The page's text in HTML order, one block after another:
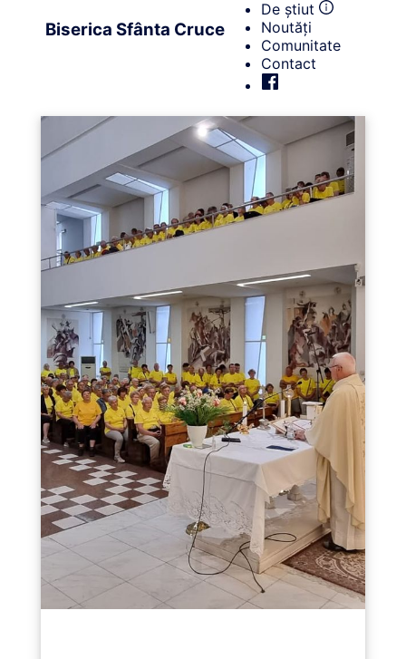
Biserica Sfânta Cruce
De știut
Noutăți
Comunitate
Contact